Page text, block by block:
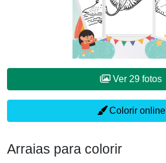
Ver 29 fotos
Colorir online
Arraias para colorir